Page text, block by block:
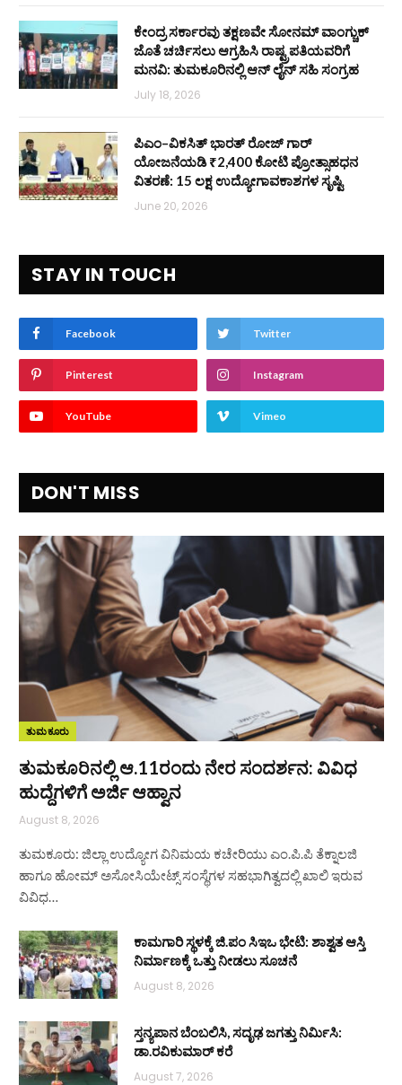
ಕೇಂದ್ರ ಸರ್ಕಾರವು ತಕ್ಷಣವೇ ಸೋನಮ್ ವಾಂಗ್ಚುಕ್
ಜೊತೆ ಚರ್ಚಿಸಲು ಆಗ್ರಹಿಸಿ ರಾಷ್ಟ್ರಪತಿಯವರಿಗೆ
ಮನವಿ: ತುಮಕೂರಿನಲ್ಲಿ ಆನ್‌ ಲೈನ್ ಸಹಿ ಸಂಗ್ರಹ
July 18, 2026
ಪಿಎಂ–ವಿಕಸಿತ್ ಭಾರತ್ ರೋಜ್‌ ಗಾರ್
ಯೋಜನೆಯಡಿ ₹2,400 ಕೋಟಿ ಪ್ರೋತ್ಸಾಹಧನ
ವಿತರಣೆ: 15 ಲಕ್ಷ ಉದ್ಯೋಗಾವಕಾಶಗಳ ಸೃಷ್ಟಿ
June 20, 2026
STAY IN TOUCH
Facebook Twitter
Pinterest Instagram
YouTube Vimeo
DON'T MISS
ತುಮಕೂರು
ತುಮಕೂರಿನಲ್ಲಿ ಆ.11ರಂದು ನೇರ ಸಂದರ್ಶನ: ವಿವಿಧ
ಹುದ್ದೆಗಳಿಗೆ ಅರ್ಜಿ ಆಹ್ವಾನ
August 8, 2026
ತುಮಕೂರು: ಜಿಲ್ಲಾ ಉದ್ಯೋಗ ವಿನಿಮಯ ಕಚೇರಿಯು ಎಂ.ಪಿ.ಪಿ ತೆಕ್ನಾಲಜಿ
ಹಾಗೂ ಹೋಮ್ ಅಸೋಸಿಯೇಟ್ಸ್ ಸಂಸ್ಥೆಗಳ ಸಹಭಾಗಿತ್ವದಲ್ಲಿ ಖಾಲಿ ಇರುವ
ವಿವಿಧ…
ಕಾಮಗಾರಿ ಸ್ಥಳಕ್ಕೆ ಜಿ.ಪಂ ಸಿಇಒ ಭೇಟಿ: ಶಾಶ್ವತ ಆಸ್ತಿ
ನಿರ್ಮಾಣಕ್ಕೆ ಒತ್ತು ನೀಡಲು ಸೂಚನೆ
August 8, 2026
ಸ್ತನ್ಯಪಾನ ಬೆಂಬಲಿಸಿ, ಸದೃಢ ಜಗತ್ತು ನಿರ್ಮಿಸಿ:
ಡಾ.ರವಿಕುಮಾರ್ ಕರೆ
August 7, 2026